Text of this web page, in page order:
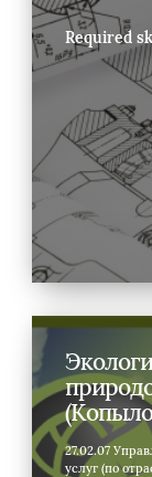
Required
27.02.07
услуг (по